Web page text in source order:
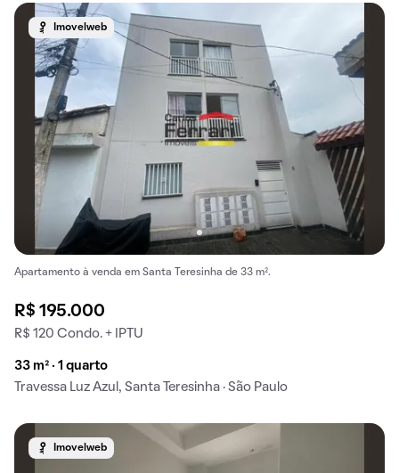
Imovelweb
Apartamento à venda em Santa Teresinha de 33 m².
R$ 195.000
R$ 120 Condo. + IPTU
33 m² · 1 quarto
Travessa Luz Azul, Santa Teresinha · São Paulo
Imovelweb